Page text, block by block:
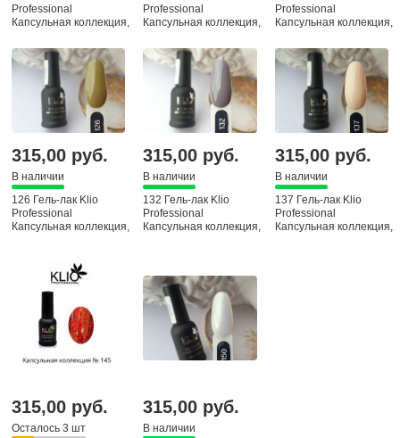
Professional
Капсульная коллекция,
Professional
Капсульная коллекция,
Professional
Капсульная коллекция,
315,00 руб.
В наличии
126 Гель-лак Klio
Professional
Капсульная коллекция,
315,00 руб.
В наличии
132 Гель-лак Klio
Professional
Капсульная коллекция,
315,00 руб.
В наличии
137 Гель-лак Klio
Professional
Капсульная коллекция,
315,00 руб.
Осталось 3 шт
315,00 руб.
В наличии